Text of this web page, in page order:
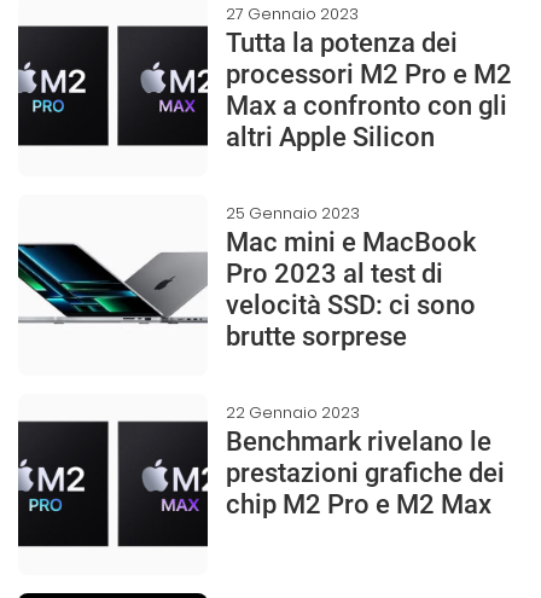
27 Gennaio 2023
Tutta la potenza dei
processori M2 Pro e M2
Max a confronto con gli
altri Apple Silicon
25 Gennaio 2023
Mac mini e MacBook
Pro 2023 al test di
velocità SSD: ci sono
brutte sorprese
22 Gennaio 2023
Benchmark rivelano le
prestazioni grafiche dei
chip M2 Pro e M2 Max